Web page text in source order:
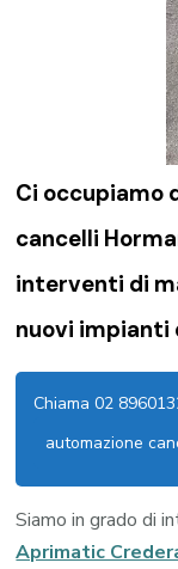
Ci occupiamo
cancelli
interventi di
nuovi impianti
Chiama 02
automazione
Siamo in grado di
Aprimatic